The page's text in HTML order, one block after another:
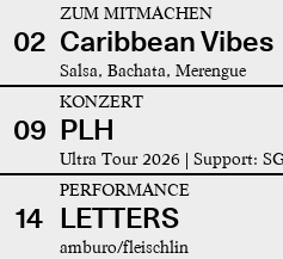
02
ZUM MITMACHEN
Caribbean Vibes
Salsa, Bachata, Merengue
09
KONZERT
PLH
Ultra Tour 2026 | Support:
14
PERFORMANCE
LETTERS
amburo/fleischlin